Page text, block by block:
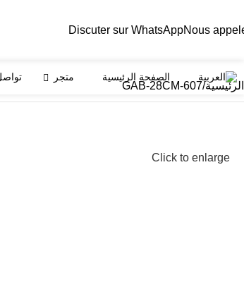
Nous
Discuter sur WhatsApp
الصفحة الرئيسية متجر
الرئيسية 607-GAB-28CM
Click to enlarge